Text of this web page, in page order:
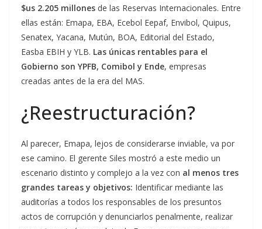
$us 2.205 millones de las Reservas Internacionales. Entre
ellas están: Emapa, EBA, Ecebol Eepaf, Envibol, Quipus,
Senatex, Yacana, Mutún, BOA, Editorial del Estado,
Easba EBIH y YLB. Las únicas rentables para el
Gobierno son YPFB, Comibol y Ende, empresas
creadas antes de la era del MAS.
¿Reestructuración?
Al parecer, Emapa, lejos de considerarse inviable, va por
ese camino. El gerente Siles mostró a este medio un
escenario distinto y complejo a la vez con al menos tres
grandes tareas y objetivos: Identificar mediante las
auditorías a todos los responsables de los presuntos
actos de corrupción y denunciarlos penalmente, realizar